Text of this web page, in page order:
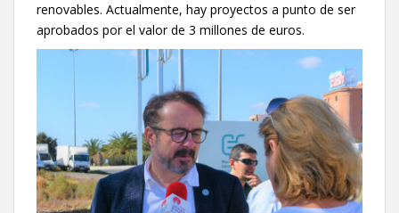
renovables. Actualmente, hay proyectos a punto de ser
aprobados por el valor de 3 millones de euros.